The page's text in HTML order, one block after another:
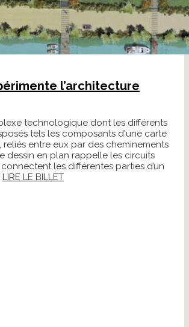
l’architecture
technologique dont les différents
tels les composants d'une carte
reliés entre eux par des cheminements
dessin en plan rappelle les circuits
les différentes parties d’un
LIRE LE BILLET